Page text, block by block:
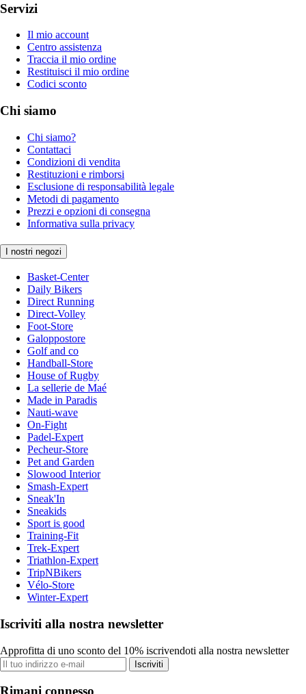
Servizi
Il mio account
Centro assistenza
Traccia il mio ordine
Restituisci il mio ordine
Codici sconto
Chi siamo
Chi siamo?
Contattaci
Condizioni di vendita
Restituzioni e rimborsi
Esclusione di responsabilità legale
Metodi di pagamento
Prezzi e opzioni di consegna
Informativa sulla privacy
I nostri negozi
Basket-Center
Daily Bikers
Direct Running
Direct-Volley
Foot-Store
Galoppostore
Golf and co
Handball-Store
House of Rugby
La sellerie de Maé
Made in Paradis
Nauti-wave
On-Fight
Padel-Expert
Pecheur-Store
Pet and Garden
Slowood Interior
Smash-Expert
Sneak'In
Sneakids
Sport is good
Training-Fit
Trek-Expert
Triathlon-Expert
TripNBikers
Vélo-Store
Winter-Expert
Iscriviti alla nostra newsletter
Approfitta di uno sconto del 10% iscrivendoti alla nostra newsletter
Iscriviti